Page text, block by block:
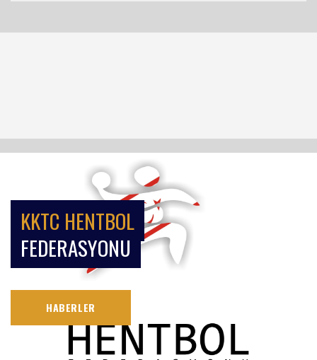
KKTC HENTBOL
FEDERASYONU
HABERLER